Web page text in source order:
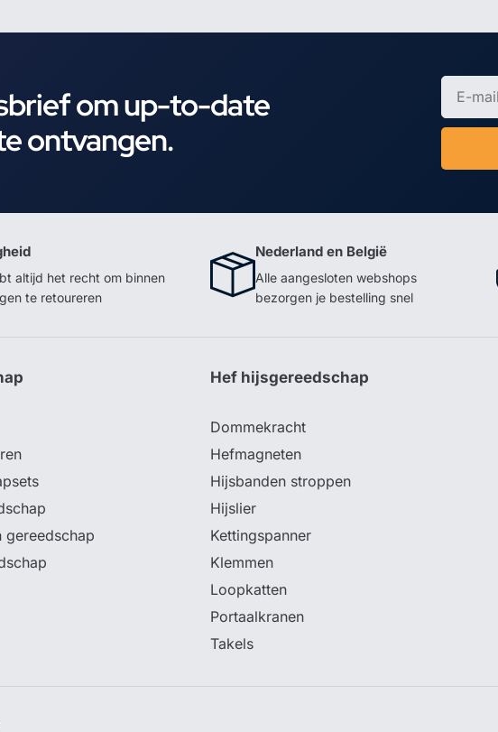
om up-to-date
ontvangen.
altijd het recht om binnen
te retoureren
Nederland en België
Alle aangesloten webshops
bezorgen je bestelling snel
gereedschap
Hef hijsgereedschap
Dommekracht
Hefmagneten
Hijsbanden stroppen
Hijslier
Kettingspanner
Klemmen
Loopkatten
Portaalkranen
Takels